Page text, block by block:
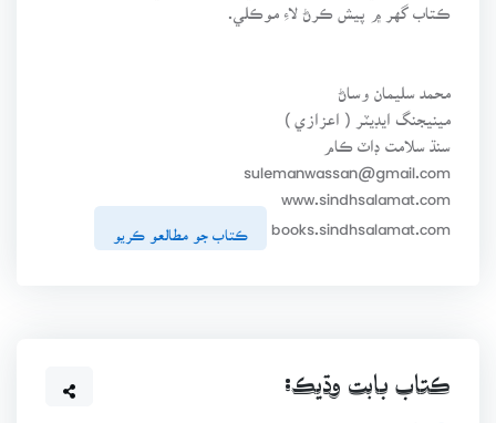
ڪتاب گهر ۾ پيش ڪرڻ لاءِ موڪلي.
محمد سليمان وساڻ
مينيجنگ ايڊيٽر ( اعزازي )
سنڌ سلامت ڊاٽ ڪام
sulemanwassan@gmail.com
www.sindhsalamat.com
books.sindhsalamat.com
ڪتاب جو مطالعو ڪريو
ڪتاب بابت وڌيڪ: